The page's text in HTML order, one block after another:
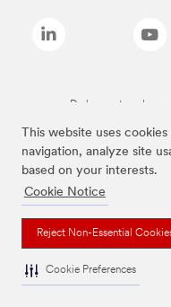
This website uses
navigation, analyze site
based on your interests.
Cookie Notice
Reject Non-Essential
Cookie Preferences
De bovenstaande